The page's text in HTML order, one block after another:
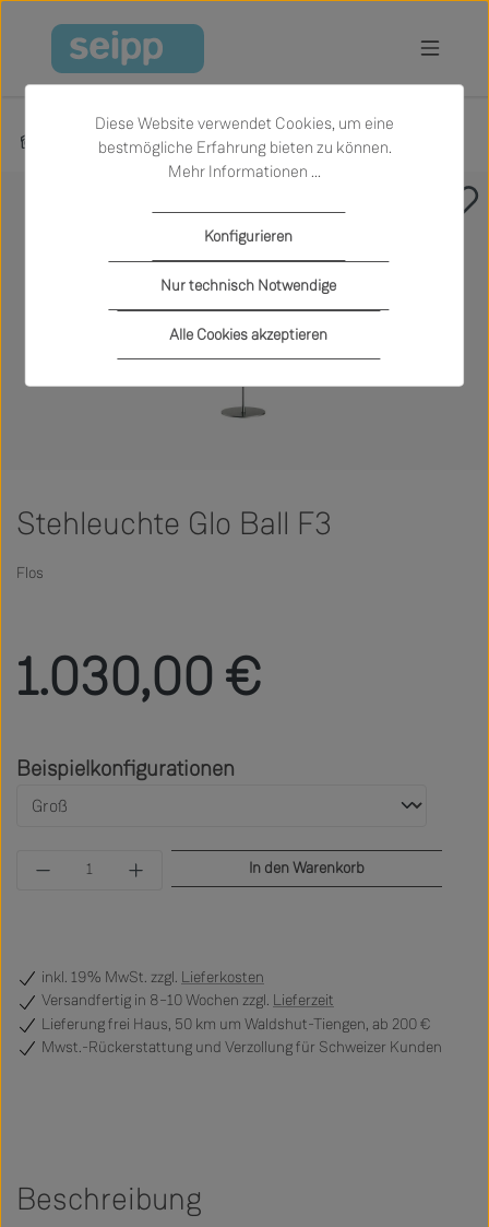
Zum Hauptinhalt springen
Produkte Licht Stehleuchten
Stehleuchte Glo Ball F3
Flos
1.030,00 €
Beispielkonfigurationen
Produkt Anzahl: Gib den gewünschten Wert
In den Warenkorb
inkl. 19% MwSt. zzgl. Lieferkosten
Versandfertig in 8–10 Wochen zzgl. Lieferzeit
Lieferung frei Haus, 50 km um Waldshut-Tiengen, ab 200 €
Mwst.-Rückerstattung und Verzollung für Schweizer Kunden
Beschreibung
Diese Website verwendet Cookies, um eine
bestmögliche Erfahrung bieten zu können.
Mehr Informationen ...
Nur technisch Notwendige
Konfigurieren
Alle Cookies akzeptieren